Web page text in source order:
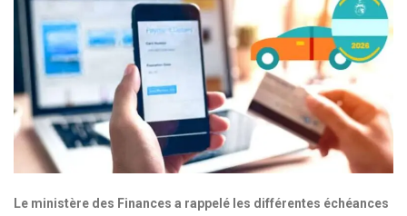
Le ministère des Finances a rappelé les différentes échéances